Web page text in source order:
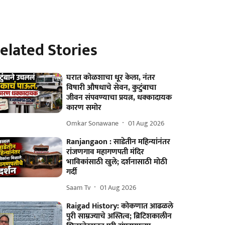
Stories
घरात कोळशाचा धूर केला, नंतर
विषारी औषधाचे सेवन, कुटुंबाचा
जीवन संपवण्याचा प्रयत्न, धक्कादायक
कारण समोर
Omkar Sonawane 01 Aug 2026
Ranjangaon : साडेतीन महिन्यांनंतर
रांजणगाव महागणपती मंदिर
भाविकांसाठी खुले; दर्शनासाठी मोठी
गर्दी
Saam Tv 01 Aug 2026
Raigad History: कोकणात आढळले
पुरी साम्रज्याचे अस्तित्व; ब्रिटिशकालीन